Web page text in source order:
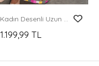
Kadın Desenli Uzun Tesettür Elbise 2585 - C. Pembe
1.199,99 TL